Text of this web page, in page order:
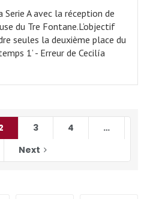
A avec la réception de
du Tre Fontane.L’objectif
seules la deuxième place du
1’ - Erreur de Cecilía
3 4
…
Next